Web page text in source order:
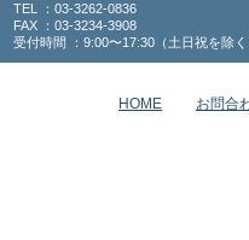
TEL ：03-3262-0836
FAX ：03-3234-3908
受付時間 ：9:00〜17:30（土日祝を除く
HOME お問合